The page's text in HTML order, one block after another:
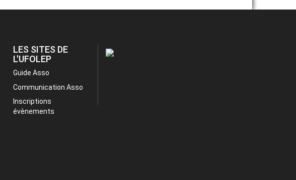
LES SITES DE
L'UFOLEP
Guide Asso
Communication Asso
Inscriptions
évènements